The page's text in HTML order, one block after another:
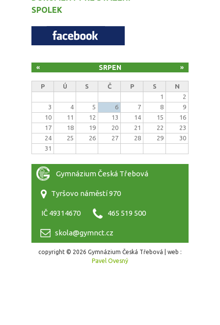
SPOLEK
SRPEN
« »
P Ú S Č P S
N
1
2
3
4 5 6 7 8
9
10
11 12 13 14 15
16
17
18 19 20 21 22
23
24
25 26 27 28 29
30
31
Gymnázium Česká Třebová
Tyršovo náměstí 970
IČ 49314670 465 519 500
skola@gymnct.cz
copyright © 2026 Gymnázium Česká Třebová | web :
Pavel Ovesný